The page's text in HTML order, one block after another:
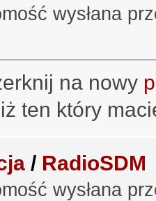
wysłana
na nowy
ten który
/ RadioSDM
wysłana